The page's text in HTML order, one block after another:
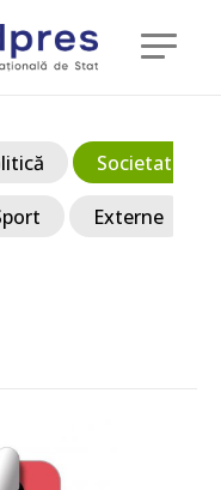
Societate
Externe